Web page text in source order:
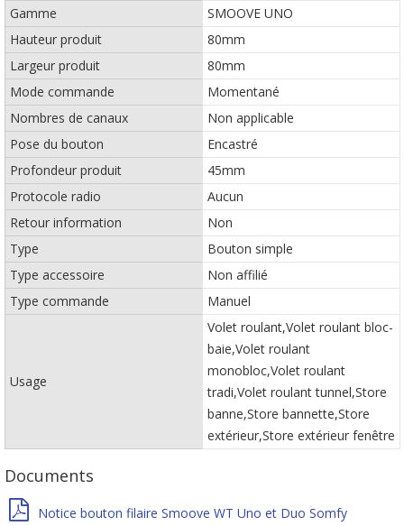
Gamme
SMOOVE UNO
Hauteur produit
80mm
Largeur produit
80mm
Mode commande
Momentané
Nombres de canaux
Non applicable
Pose du bouton
Encastré
Profondeur produit
45mm
Protocole radio
Aucun
Retour information
Non
Type
Bouton simple
Type accessoire
Non affilié
Type commande
Manuel
Usage
Volet roulant,Volet roulant bloc-
baie,Volet roulant
monobloc,Volet roulant
tradi,Volet roulant tunnel,Store
banne,Store bannette,Store
extérieur,Store extérieur fenêtre
Documents
Notice bouton filaire Smoove WT Uno et Duo Somfy